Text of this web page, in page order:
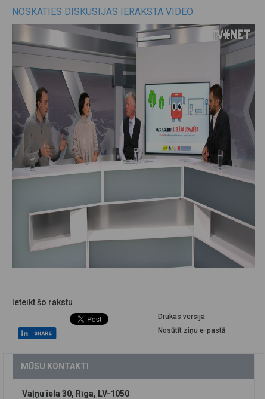
NOSKATIES DISKUSIJAS IERAKSTA VIDEO
Ieteikt šo rakstu
Drukas versija
Nosūtīt ziņu e-pastā
MŪSU KONTAKTI
Vaļņu iela 30, Rīga, LV-1050